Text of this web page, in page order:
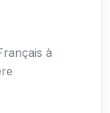
à